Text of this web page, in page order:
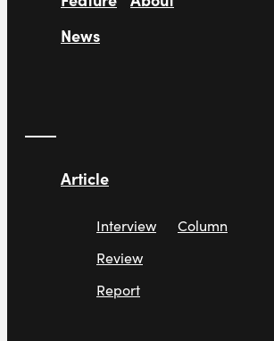
News
Article
Interview
Review
Report
Column